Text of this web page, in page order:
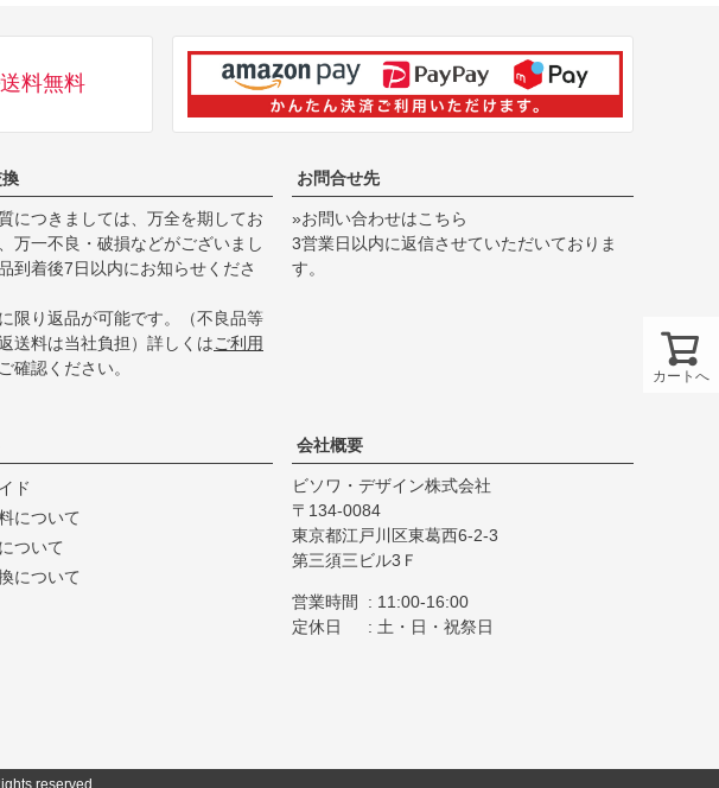
カートへ
送料無料
につきましては、万全を期してお
万一不良・破損などがございまし
到着後7日以内にお知らせくださ
限り返品が可能です。（不良品等
送料は当社負担）詳しくはご利用
確認ください。
お問合せ先
»お問い合わせはこちら
3営業日以内に返信させていただいておりま
す。
ド
について
ついて
について
会社概要
ビソワ・デザイン株式会社
134-0084
東京都江戸川区東葛西6-2-3
第三須三ビル3Ｆ
営業時間
11:00-16:00
定休日
土・日・祝祭日
reserved.